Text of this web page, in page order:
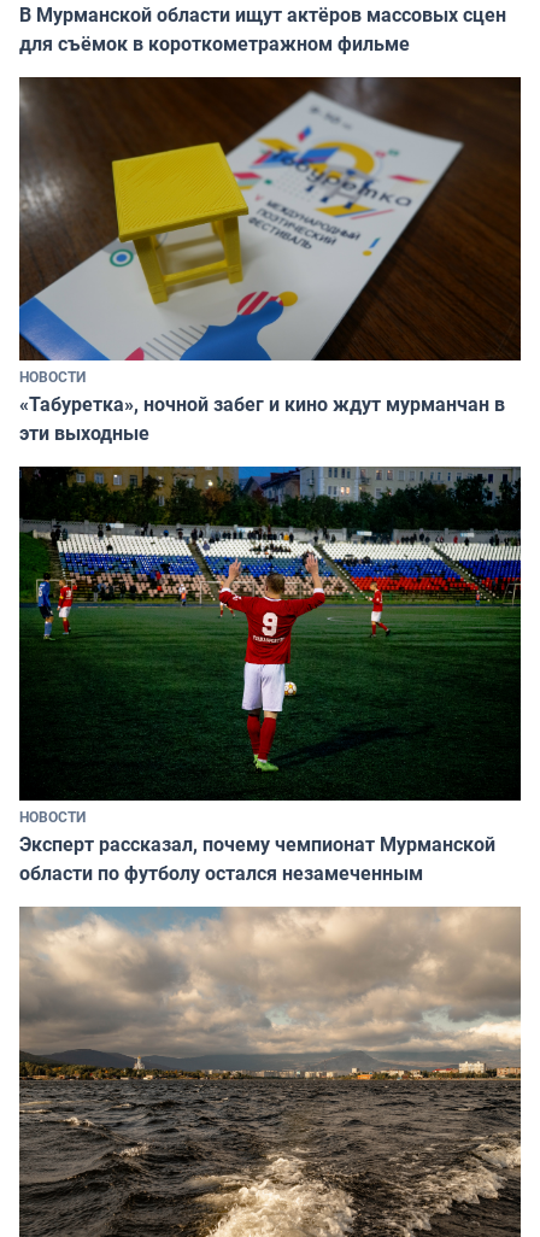
В Мурманской области ищут актёров массовых сцен
для съёмок в короткометражном фильме
НОВОСТИ
«Табуретка», ночной забег и кино ждут мурманчан в
эти выходные
НОВОСТИ
Эксперт рассказал, почему чемпионат Мурманской
области по футболу остался незамеченным